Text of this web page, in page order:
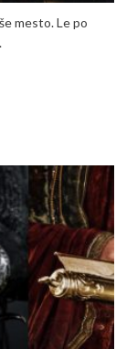
mesto. Le po